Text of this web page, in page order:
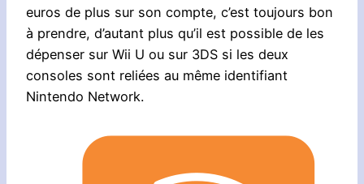
euros de plus sur son compte, c’est toujours bon
à prendre, d’autant plus qu’il est possible de les
dépenser sur Wii U ou sur 3DS si les deux
consoles sont reliées au même identifiant
Nintendo Network.